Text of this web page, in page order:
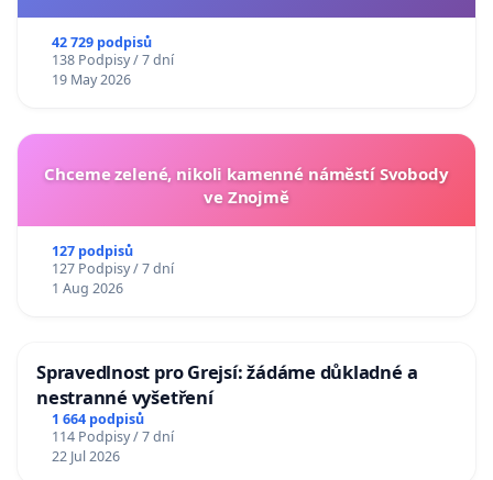
42 729 podpisů
138 Podpisy / 7 dní
19 May 2026
Chceme zelené, nikoli kamenné náměstí Svobody
ve Znojmě
127 podpisů
127 Podpisy / 7 dní
1 Aug 2026
Spravedlnost pro Grejsí: žádáme důkladné a
nestranné vyšetření
1 664 podpisů
114 Podpisy / 7 dní
22 Jul 2026